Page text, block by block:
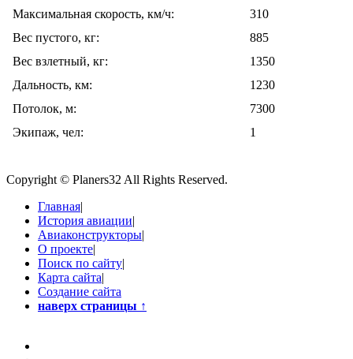
Максимальная скорость, км/ч:
310
Вес пустого, кг:
885
Вес взлетный, кг:
1350
Дальность, км:
1230
Потолок, м:
7300
Экипаж, чел:
1
Copyright © Planers32 All Rights Reserved.
Главная|
История авиации|
Авиаконструкторы|
О проекте|
Поиск по сайту|
Карта сайта|
Создание сайта
наверх страницы ↑